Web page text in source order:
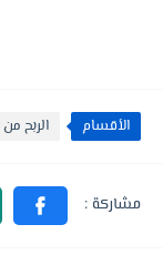
الأقسام الربح من